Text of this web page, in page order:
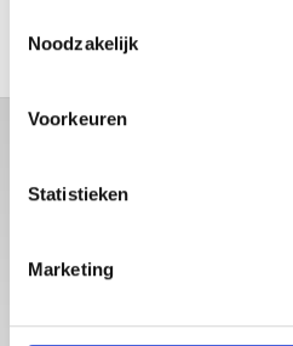
Noodzakelijk
Voorkeuren
Statistieken
Marketing